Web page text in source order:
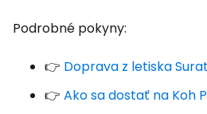
Podrobné pokyny:
👉 Doprava z letiska
👉 Ako sa dostať na Koh